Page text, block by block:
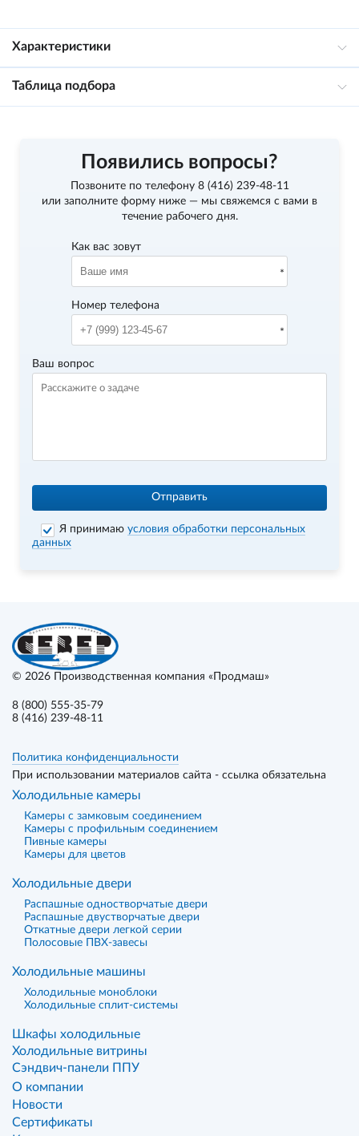
Характеристики
Таблица подбора
Появились вопросы?
Позвоните по телефону 8 (416) 239-48-11
или заполните форму ниже — мы свяжемся с вами в
течение рабочего дня.
Как вас зовут
Номер телефона
Ваш вопрос
Отправить
Я принимаюусловия обработки персональных
данных
© 2026 Производственная компания «Продмаш»
8 (800) 555-35-79
8 (416) 239-48-11
Политика конфиденциальности
При использовании материалов сайта - ссылка обязательна
Холодильные камеры
Камеры с замковым соединением
Камеры с профильным соединением
Пивные камеры
Камеры для цветов
Холодильные двери
Распашные одностворчатые двери
Распашные двустворчатые двери
Откатные двери легкой серии
Полосовые ПВХ-завесы
Холодильные машины
Холодильные моноблоки
Холодильные сплит-системы
Шкафы холодильные
Холодильные витрины
Сэндвич-панели ППУ
О компании
Новости
Сертификаты